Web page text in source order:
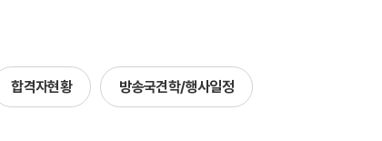
1:1 문의
내일배움카드
합격자현황 방송국견학/행사일정